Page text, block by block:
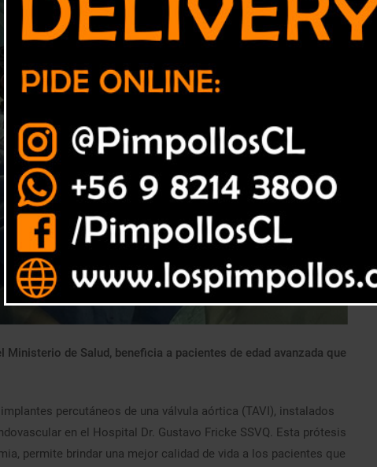
de Salud, beneficia a pacientes de edad avanzada que
percutáneos de una válvula aórtica (TAVI), instalados
en el Hospital Dr. Gustavo Fricke SSVQ. Esta prótesis
permite brindar una mejor calidad de vida a los pacientes que